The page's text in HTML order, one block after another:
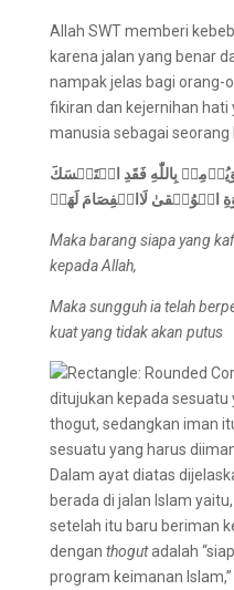
Allah SWT memberi
karena jalan yang benar
nampak jelas bagi orang-
fikiran dan kejernihan
manusia sebagai seorang
بِاللّٰهِ فَقَدِ اسۡتَمۡسَكَ
الۡوُثۡقىٰ لَاانۡفِصَامَ لَهَاۗ
Maka barang siapa yang
kepada Allah,
Maka sungguh ia telah
kuat yang tidak akan putus
Dalam ayat diatas
berada di jalan Islam
setelah itu baru beriman
dengan thogutadalah
program keimanan